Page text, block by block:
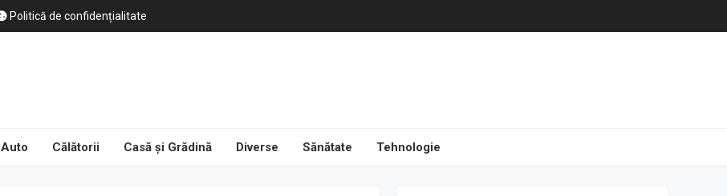
Politică de confidențialitate
Auto Călătorii Casă și Grădină Diverse Sănătate Tehnologie